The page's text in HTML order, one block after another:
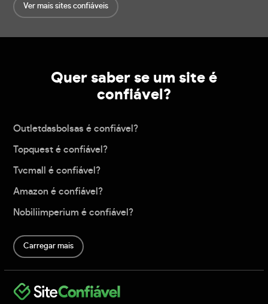
Ver mais sites confiáveis
Quer saber se um site é
confiável?
Outletdasbolsas é confiável?
Topquest é confiável?
Tvcmall é confiável?
Amazon é confiável?
Nobiliimperium é confiável?
Carregar mais